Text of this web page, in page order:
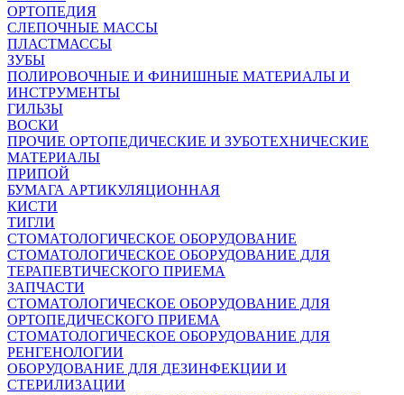
ОРТОПЕДИЯ
СЛЕПОЧНЫЕ МАССЫ
ПЛАСТМАССЫ
ЗУБЫ
ПОЛИРОВОЧНЫЕ И ФИНИШНЫЕ МАТЕРИАЛЫ И
ИНСТРУМЕНТЫ
ГИЛЬЗЫ
ВОСКИ
ПРОЧИЕ ОРТОПЕДИЧЕСКИЕ И ЗУБОТЕХНИЧЕСКИЕ
МАТЕРИАЛЫ
ПРИПОЙ
БУМАГА АРТИКУЛЯЦИОННАЯ
КИСТИ
ТИГЛИ
СТОМАТОЛОГИЧЕСКОЕ ОБОРУДОВАНИЕ
СТОМАТОЛОГИЧЕСКОЕ ОБОРУДОВАНИЕ ДЛЯ
ТЕРАПЕВТИЧЕСКОГО ПРИЕМА
ЗАПЧАСТИ
СТОМАТОЛОГИЧЕСКОЕ ОБОРУДОВАНИЕ ДЛЯ
ОРТОПЕДИЧЕСКОГО ПРИЕМА
СТОМАТОЛОГИЧЕСКОЕ ОБОРУДОВАНИЕ ДЛЯ
РЕНГЕНОЛОГИИ
ОБОРУДОВАНИЕ ДЛЯ ДЕЗИНФЕКЦИИ И
СТЕРИЛИЗАЦИИ